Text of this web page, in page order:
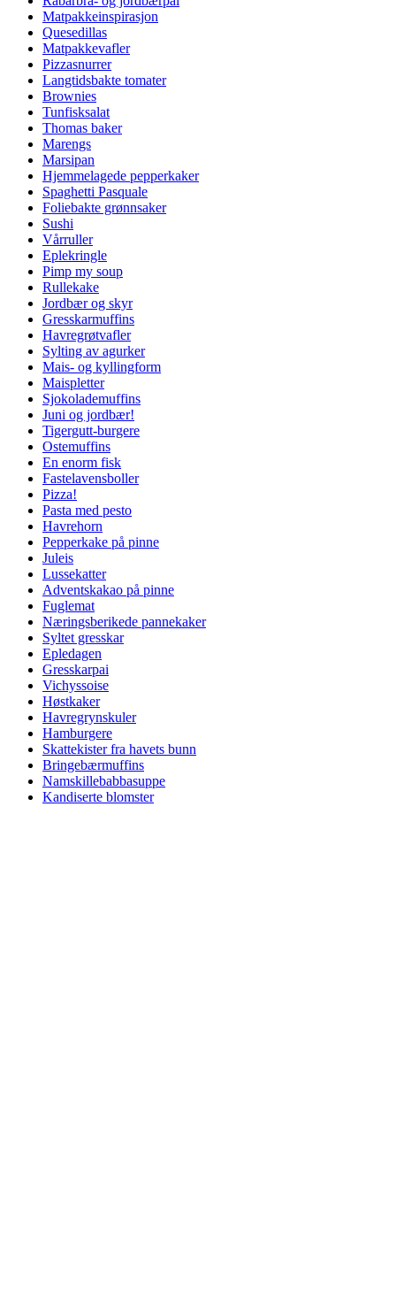
Matpakkeinspirasjon
Quesedillas
Matpakkevafler
Pizzasnurrer
Langtidsbakte tomater
Brownies
Tunfisksalat
Thomas baker
Marengs
Marsipan
Hjemmelagede pepperkaker
Spaghetti Pasquale
Foliebakte grønnsaker
Sushi
Vårruller
Eplekringle
Pimp my soup
Rullekake
Jordbær og skyr
Gresskarmuffins
Havregrøtvafler
Sylting av agurker
Mais- og kyllingform
Maispletter
Sjokolademuffins
Juni og jordbær!
Tigergutt-burgere
Ostemuffins
En enorm fisk
Fastelavensboller
Pizza!
Pasta med pesto
Havrehorn
Pepperkake på pinne
Juleis
Lussekatter
Adventskakao på pinne
Fuglemat
Næringsberikede pannekaker
Syltet gresskar
Epledagen
Gresskarpai
Vichyssoise
Høstkaker
Havregrynskuler
Hamburgere
Skattekister fra havets bunn
Bringebærmuffins
Namskillebabbasuppe
Kandiserte blomster